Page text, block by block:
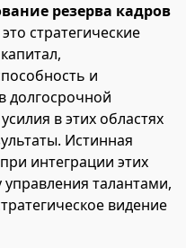
резерва кадров
стратегические
и
долгосрочной
в этих областях
Истинная
интеграции этих
талантами,
видение